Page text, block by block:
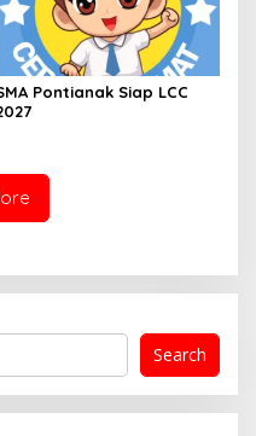
Pontianak Siap LCC
Search